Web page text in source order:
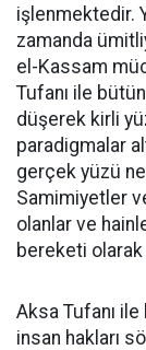
işlenmektedir.
zamanda
el-Kassam
Tufanı ile
düşerek kirli
paradigmalar
gerçek yüzü
Samimiyetler
olanlar ve
bereketi olarak
Aksa Tufanı ile
insan hakları